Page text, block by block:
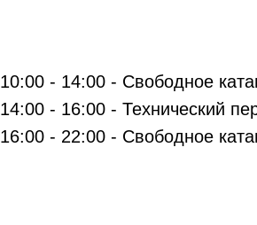
10:00 - 14:00 - Свободное
14:00 - 16:00 - Технический
16:00 - 22:00 - Свободное